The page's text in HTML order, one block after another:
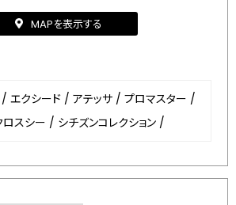
MAPを表示する
/ エクシード / アテッサ / プロマスター /
ロスシー / シチズンコレクション /